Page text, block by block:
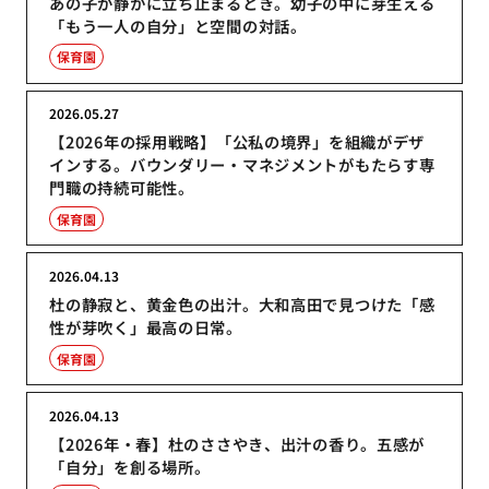
「もう一人の自分」と空間の対話。
保育園
【2026年の採用戦略】「公私の境界」を組織がデザ
インする。バウンダリー・マネジメントがもたらす専
門職の持続可能性。
2026.05.27
保育園
杜の静寂と、黄金色の出汁。大和高田で見つけた「感
性が芽吹く」最高の日常。
2026.04.13
保育園
【2026年・春】杜のささやき、出汁の香り。五感が
「自分」を創る場所。
2026.04.13